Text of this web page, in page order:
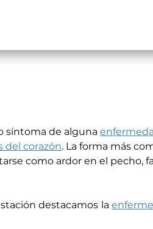
síntoma de alguna
del corazón. La forma más
como ardor en el pecho,
destacamos la